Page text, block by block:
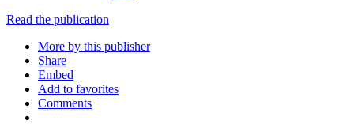
Read the publication
More by this publisher
Share
Embed
Add to favorites
Comments